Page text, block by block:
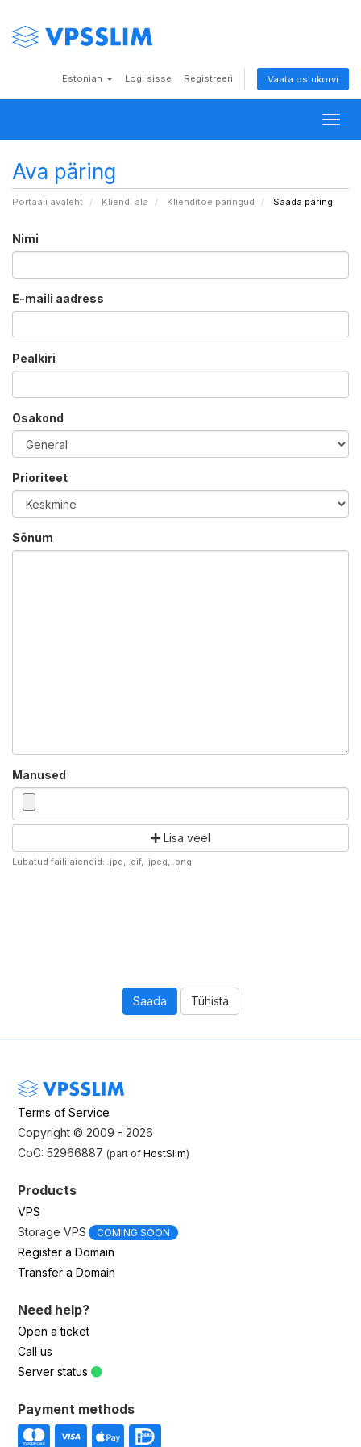
Estonian Logi sisse Registreeri Vaata ostukorvi
Ava päring
Portaali avaleht Kliendi ala Klienditoe päringud Saada päring
Nimi
E-maili aadress
Pealkiri
Osakond
Prioriteet
Sõnum
Manused
Lisa veel
Lubatud faililaiendid: .jpg, .gif, .jpeg, .png
Tühista
Terms of Service
Copyright © 2009 - 2026
CoC: 52966887 (part ofHostSlim)
Products
VPS
Storage VPS
COMING SOON
Register a Domain
Transfer a Domain
Need help?
Open a ticket
Call us
Server status
Payment methods